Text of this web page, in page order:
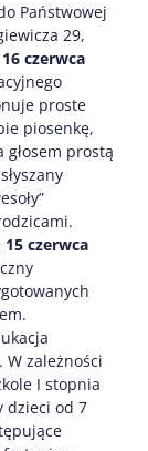
Państwowej
29,
czerwca
proste
piosenkę,
prostą
15 czerwca
W zależności
I stopnia
dzieci od 7